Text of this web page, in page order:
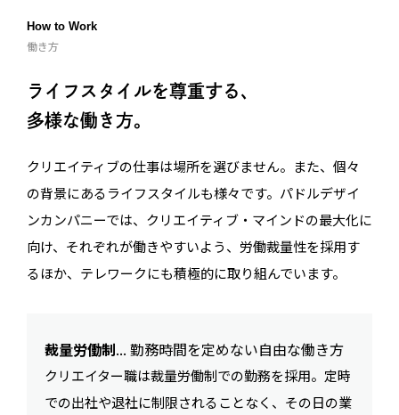
How to Work
働き方
ライフスタイルを尊重する、
多様な働き方。
クリエイティブの仕事は場所を選びません。また、個々
の背景にあるライフスタイルも様々です。パドルデザイ
ンカンパニーでは、クリエイティブ・マインドの最大化に
向け、それぞれが働きやすいよう、労働裁量性を採用す
るほか、テレワークにも積極的に取り組んでいます。
裁量労働制... 勤務時間を定めない自由な働き方
クリエイター職は裁量労働制での勤務を採用。定時
での出社や退社に制限されることなく、その日の業